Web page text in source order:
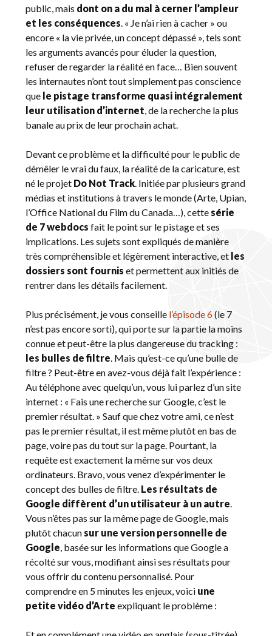
public, mais dont on a du mal à cerner l’ampleur
et les conséquences . « Je n’ai rien à cacher » ou
encore « la vie privée, un concept dépassé », tels sont
les arguments avancés pour éluder la question,
refuser de regarder la réalité en face… Bien souvent
les internautes n’ont tout simplement pas conscience
que le pistage transforme quasi intégralement
leur utilisation d’internet , de la recherche la plus
banale au prix de leur prochain achat.
Devant ce problème et la difficulté pour le public de
démêler le vrai du faux, la réalité de la caricature, est
né le projet Do Not Track . Initiée par plusieurs grand
médias et institutions à travers le monde (Arte, Upian,
l’Office National du Film du Canada…), cette série
de 7 webdocs fait le point sur le pistage et ses
implications. Les sujets sont expliqués de manière
très compréhensible et légèrement interactive, et les
dossiers sont fournis et permettent aux initiés de
rentrer dans les détails facilement.
Plus précisément, je vous conseille l’épisode 6(le 7
n’est pas encore sorti), qui porte sur la partie la moins
connue et peut-être la plus dangereuse du tracking :
les bulles de filtre . Mais qu’est-ce qu’une bulle de
filtre ? Peut-être en avez-vous déjà fait l’expérience :
Au téléphone avec quelqu’un, vous lui parlez d’un site
internet : « Fais une recherche sur Google, c’est le
premier résultat. » Sauf que chez votre ami, ce n’est
pas le premier résultat, il est même plutôt en bas de
page, voire pas du tout sur la page. Pourtant, la
requête est exactement la même sur vos deux
ordinateurs. Bravo, vous venez d’expérimenter le
concept des bulles de filtre. Les résultats de
Google diffèrent d’un utilisateur à un autre
Vous n’êtes pas sur la même page de Google, mais
plutôt chacun sur une version personnelle de
Google , basée sur les informations que Google a
récolté sur vous, modifiant ainsi ses résultats pour
vous offrir du contenu personnalisé. Pour
comprendre en 5 minutes les enjeux, voici une
petite vidéo d’Arte expliquant le problème :